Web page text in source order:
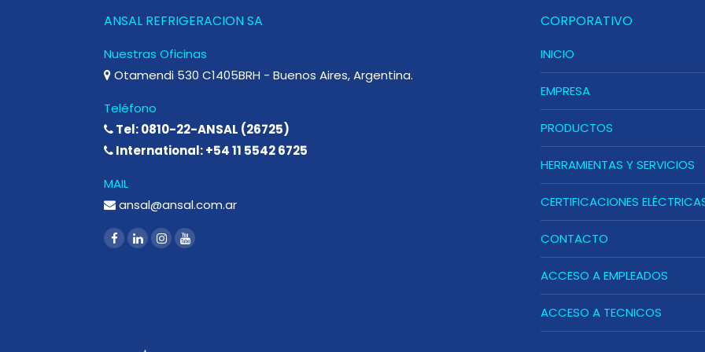
ANSAL REFRIGERACION SA
Nuestras Oficinas
Otamendi 530 C1405BRH - Buenos Aires, Argentina.
Teléfono
Tel: 0810-22-ANSAL (26725)
International: +54 11 5542 6725
MAIL
ansal@ansal.com.ar
CORPORATIVO
INICIO
EMPRESA
PRODUCTOS
HERRAMIENTAS Y SERVICIOS
CERTIFICACIONES
CONTACTO
ACCESO A EMPLEADOS
ACCESO A TECNICOS